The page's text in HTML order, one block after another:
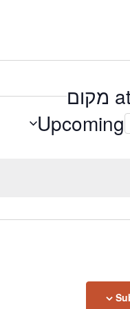
Upcoming